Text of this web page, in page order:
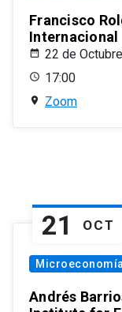
Francisco
Internacional
22 de
17:00
Zoom
21 OCT
Andrés